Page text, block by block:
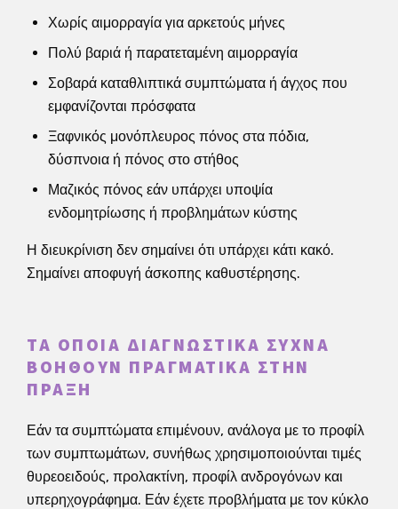
Χωρίς αιμορραγία για αρκετούς μήνες
Πολύ βαριά ή παρατεταμένη αιμορραγία
Σοβαρά καταθλιπτικά συμπτώματα ή άγχος που
εμφανίζονται πρόσφατα
Ξαφνικός μονόπλευρος πόνος στα πόδια,
δύσπνοια ή πόνος στο στήθος
Μαζικός πόνος εάν υπάρχει υποψία
ενδομητρίωσης ή προβλημάτων κύστης
Η διευκρίνιση δεν σημαίνει ότι υπάρχει κάτι κακό.
Σημαίνει αποφυγή άσκοπης καθυστέρησης.
ΤΑ ΟΠΟΊΑ ΔΙΑΓΝΩΣΤΙΚΆ ΣΥΧΝΆ
ΒΟΗΘΟΎΝ ΠΡΑΓΜΑΤΙΚΆ ΣΤΗΝ
ΠΡΆΞΗ
Εάν τα συμπτώματα επιμένουν, ανάλογα με το προφίλ
των συμπτωμάτων, συνήθως χρησιμοποιούνται τιμές
θυρεοειδούς, προλακτίνη, προφίλ ανδρογόνων και
υπερηχογράφημα. Εάν έχετε προβλήματα με τον κύκλο